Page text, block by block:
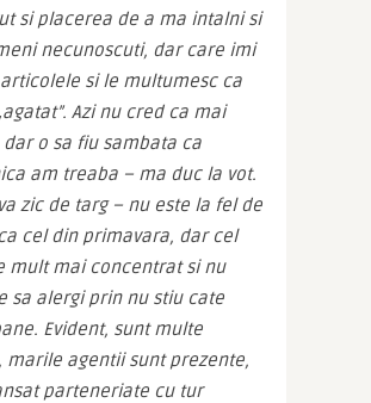
si placerea de a ma intalni si
necunoscuti, dar care imi
si le multumesc ca
Azi nu cred ca mai
o sa fiu sambata ca
am treaba – ma duc la vot.
zic de targ – nu este la fel de
cel din primavara, dar cel
mult mai concentrat si nu
sa alergi prin nu stiu cate
Evident, sunt multe
marile agentii sunt prezente,
parteneriate cu tur